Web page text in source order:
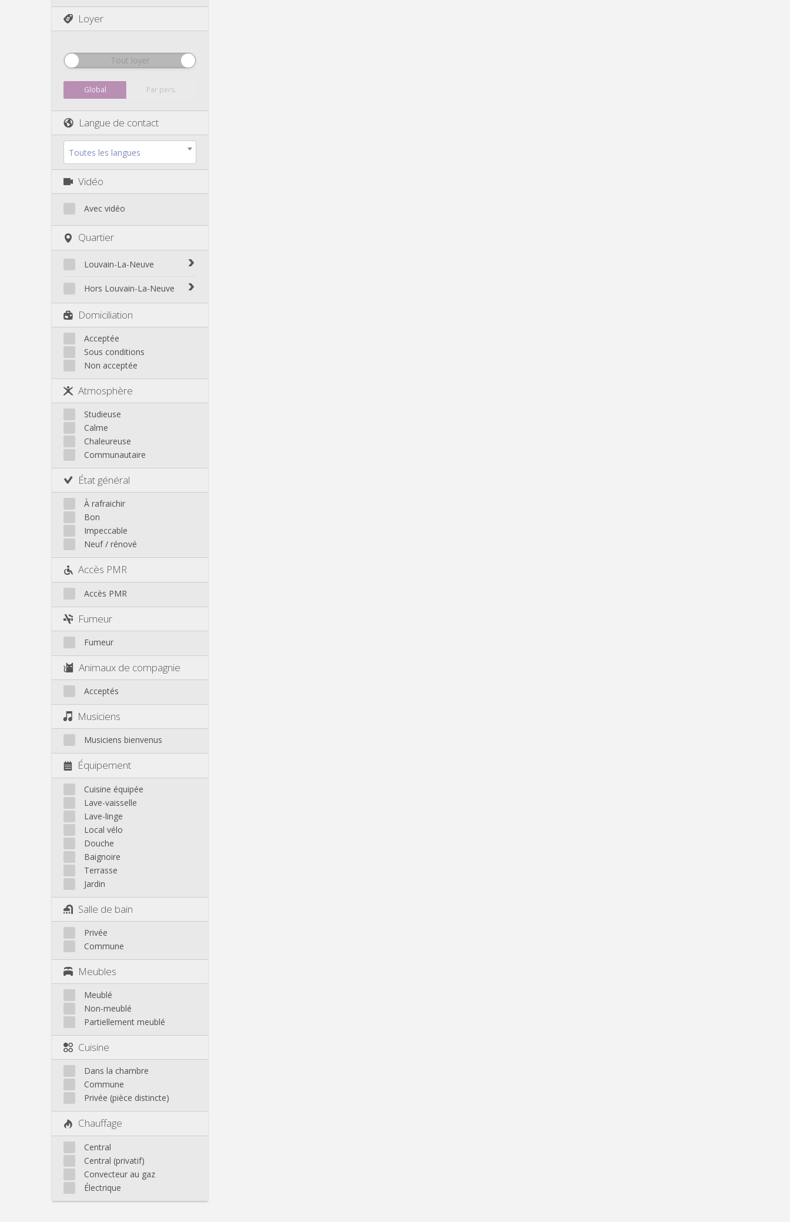
Loyer
Tout loyer
Global Par pers.
Langue de contact
Toutes les langues
Vidéo
Avec vidéo
Quartier
Louvain-La-Neuve
Biéreau
Centre
L'Hocaille
La Baraque
Lauzelle
Les Bruyères
Hors Louvain-La-Neuve
Genappe
Mont-Saint-Guibert
Nivelles
Ottignies
Rixensart
Walhain
Wavre
Autre
Domiciliation
Acceptée
Sous conditions
Non acceptée
Atmosphère
Studieuse
Calme
Chaleureuse
Communautaire
État général
À rafraichir
Bon
Impeccable
Neuf / rénové
Accès PMR
Accès PMR
Fumeur
Fumeur
Animaux de compagnie
Acceptés
Musiciens
Musiciens bienvenus
Équipement
Cuisine équipée
Lave-vaisselle
Lave-linge
Local vélo
Douche
Baignoire
Terrasse
Jardin
Salle de bain
Privée
Commune
Meubles
Meublé
Non-meublé
Partiellement meublé
Cuisine
Dans la chambre
Commune
Privée (pièce distincte)
Chauffage
Central
Central (privatif)
Convecteur au gaz
Électrique